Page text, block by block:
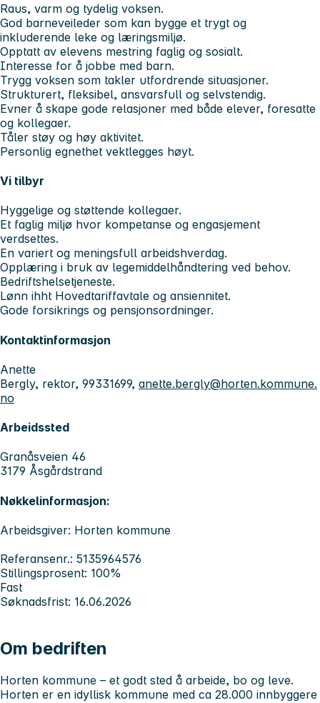
Raus, varm og tydelig voksen.
God barneveileder som kan bygge et trygt og
inkluderende leke og læringsmiljø.
Opptatt av elevens mestring faglig og sosialt.
Interesse for å jobbe med barn.
Trygg voksen som takler utfordrende situasjoner.
Strukturert, fleksibel, ansvarsfull og selvstendig.
Evner å skape gode relasjoner med både elever, foresatte
og kollegaer.
Tåler støy og høy aktivitet.
Personlig egnethet vektlegges høyt.
Vi tilbyr
Hyggelige og støttende kollegaer.
Et faglig miljø hvor kompetanse og engasjement
verdsettes.
En variert og meningsfull arbeidshverdag.
Opplæring i bruk av legemiddelhåndtering ved behov.
Bedriftshelsetjeneste.
Lønn ihht Hovedtariffavtale og ansiennitet.
Gode forsikrings og pensjonsordninger.
Kontaktinformasjon
Anette
Bergly, rektor, 99331699, anette.bergly@horten.kommune.
no
Arbeidssted
Granåsveien 46
3179 Åsgårdstrand
Nøkkelinformasjon:
Arbeidsgiver: Horten kommune
Referansenr.: 5135964576
Stillingsprosent: 100%
Fast
Søknadsfrist: 16.06.2026
Om bedriften
Horten kommune – et godt sted å arbeide, bo og leve.
Horten er en idyllisk kommune med ca 28.000 innbyggere